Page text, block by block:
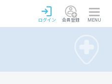
ログイン 会員登録 MENU